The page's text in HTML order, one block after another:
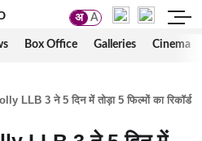
अ A
Box Office Galleries Cinema
LLB 3 ने 5 दिन में तोड़ा 5 फिल्मों का रिकॉर्ड,